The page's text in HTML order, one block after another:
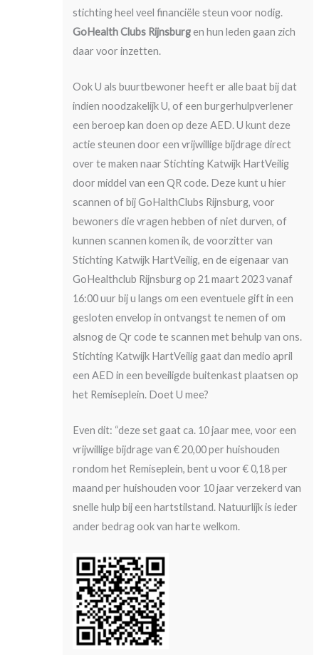
stichting heel veel financiële steun voor nodig.
GoHealth Clubs Rijnsburgen hun leden gaan zich
daar voor inzetten.
Ook U als buurtbewoner heeft er alle baat bij dat
indien noodzakelijk U, of een burgerhulpverlener
een beroep kan doen op deze AED. U kunt deze
actie steunen door een vrijwillige bijdrage direct
over te maken naar Stichting Katwijk HartVeilig
door middel van een QR code. Deze kunt u hier
scannen of bij GoHalthClubs Rijnsburg, voor
bewoners die vragen hebben of niet durven, of
kunnen scannen komen ik, de voorzitter van
Stichting Katwijk HartVeilig, en de eigenaar van
GoHealthclub Rijnsburg op 21 maart 2023 vanaf
16:00 uur bij u langs om een eventuele gift in een
gesloten envelop in ontvangst te nemen of om
alsnog de Qr code te scannen met behulp van ons.
Stichting Katwijk HartVeilig gaat dan medio april
een AED in een beveiligde buitenkast plaatsen op
het Remiseplein. Doet U mee?
Even dit: “deze set gaat ca. 10 jaar mee, voor een
vrijwillige bijdrage van € 20,00 per huishouden
rondom het Remiseplein, bent u voor € 0,18 per
maand per huishouden voor 10 jaar verzekerd van
snelle hulp bij een hartstilstand. Natuurlijk is ieder
ander bedrag ook van harte welkom.